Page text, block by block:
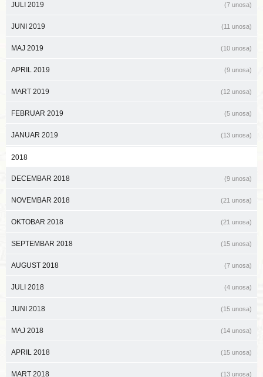
JULI 2019 (7 unosa)
JUNI 2019 (11 unosa)
MAJ 2019 (10 unosa)
APRIL 2019 (9 unosa)
MART 2019 (12 unosa)
FEBRUAR 2019 (5 unosa)
JANUAR 2019 (13 unosa)
2018
DECEMBAR 2018 (9 unosa)
NOVEMBAR 2018 (21 unosa)
OKTOBAR 2018 (21 unosa)
SEPTEMBAR 2018 (15 unosa)
AUGUST 2018 (7 unosa)
JULI 2018 (4 unosa)
JUNI 2018 (15 unosa)
MAJ 2018 (14 unosa)
APRIL 2018 (15 unosa)
MART 2018 (13 unosa)